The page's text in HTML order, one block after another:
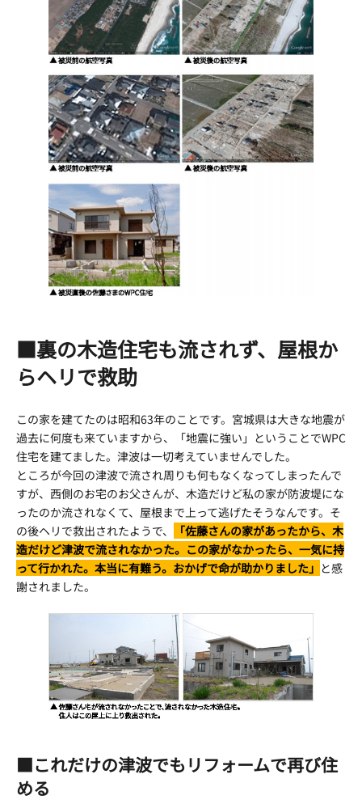
■裏の木造住宅も流されず、屋根か
らヘリで救助
この家を建てたのは昭和63年のことです。宮城県は大きな地震が
過去に何度も来ていますから、「地震に強い」ということでWPC
住宅を建てました。津波は一切考えていませんでした。
ところが今回の津波で流され周りも何もなくなってしまったんで
すが、西側のお宅のお父さんが、木造だけど私の家が防波堤にな
ったのか流されなくて、屋根まで上って逃げたそうなんです。そ
の後ヘリで救出されたようで、
「佐藤さんの家があったから、木
造だけど津波で流されなかった。この家がなかったら、一気に持
って行かれた。本当に有難う。おかげで命が助かりました」 と感
謝されました。
■これだけの津波でもリフォームで再び住
める